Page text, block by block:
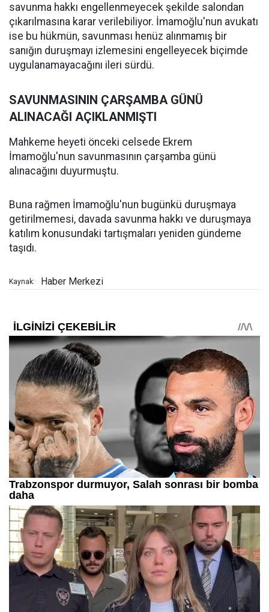
savunma hakkı engellenmeyecek şekilde salondan
çıkarılmasına karar verilebiliyor. İmamoğlu'nun avukatı
ise bu hükmün, savunması henüz alınmamış bir
sanığın duruşmayı izlemesini engelleyecek biçimde
uygulanamayacağını ileri sürdü.
SAVUNMASININ ÇARŞAMBA GÜNÜ
ALINACAĞI AÇIKLANMIŞTI
Mahkeme heyeti önceki celsede Ekrem
İmamoğlu'nun savunmasının çarşamba günü
alınacağını duyurmuştu.
Buna rağmen İmamoğlu'nun bugünkü duruşmaya
getirilmemesi, davada savunma hakkı ve duruşmaya
katılım konusundaki tartışmaları yeniden gündeme
taşıdı.
Kaynak: Haber Merkezi